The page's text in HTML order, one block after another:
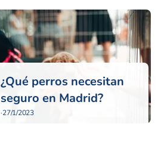
¿Qué perros necesitan
seguro en Madrid?
·27/1/2023